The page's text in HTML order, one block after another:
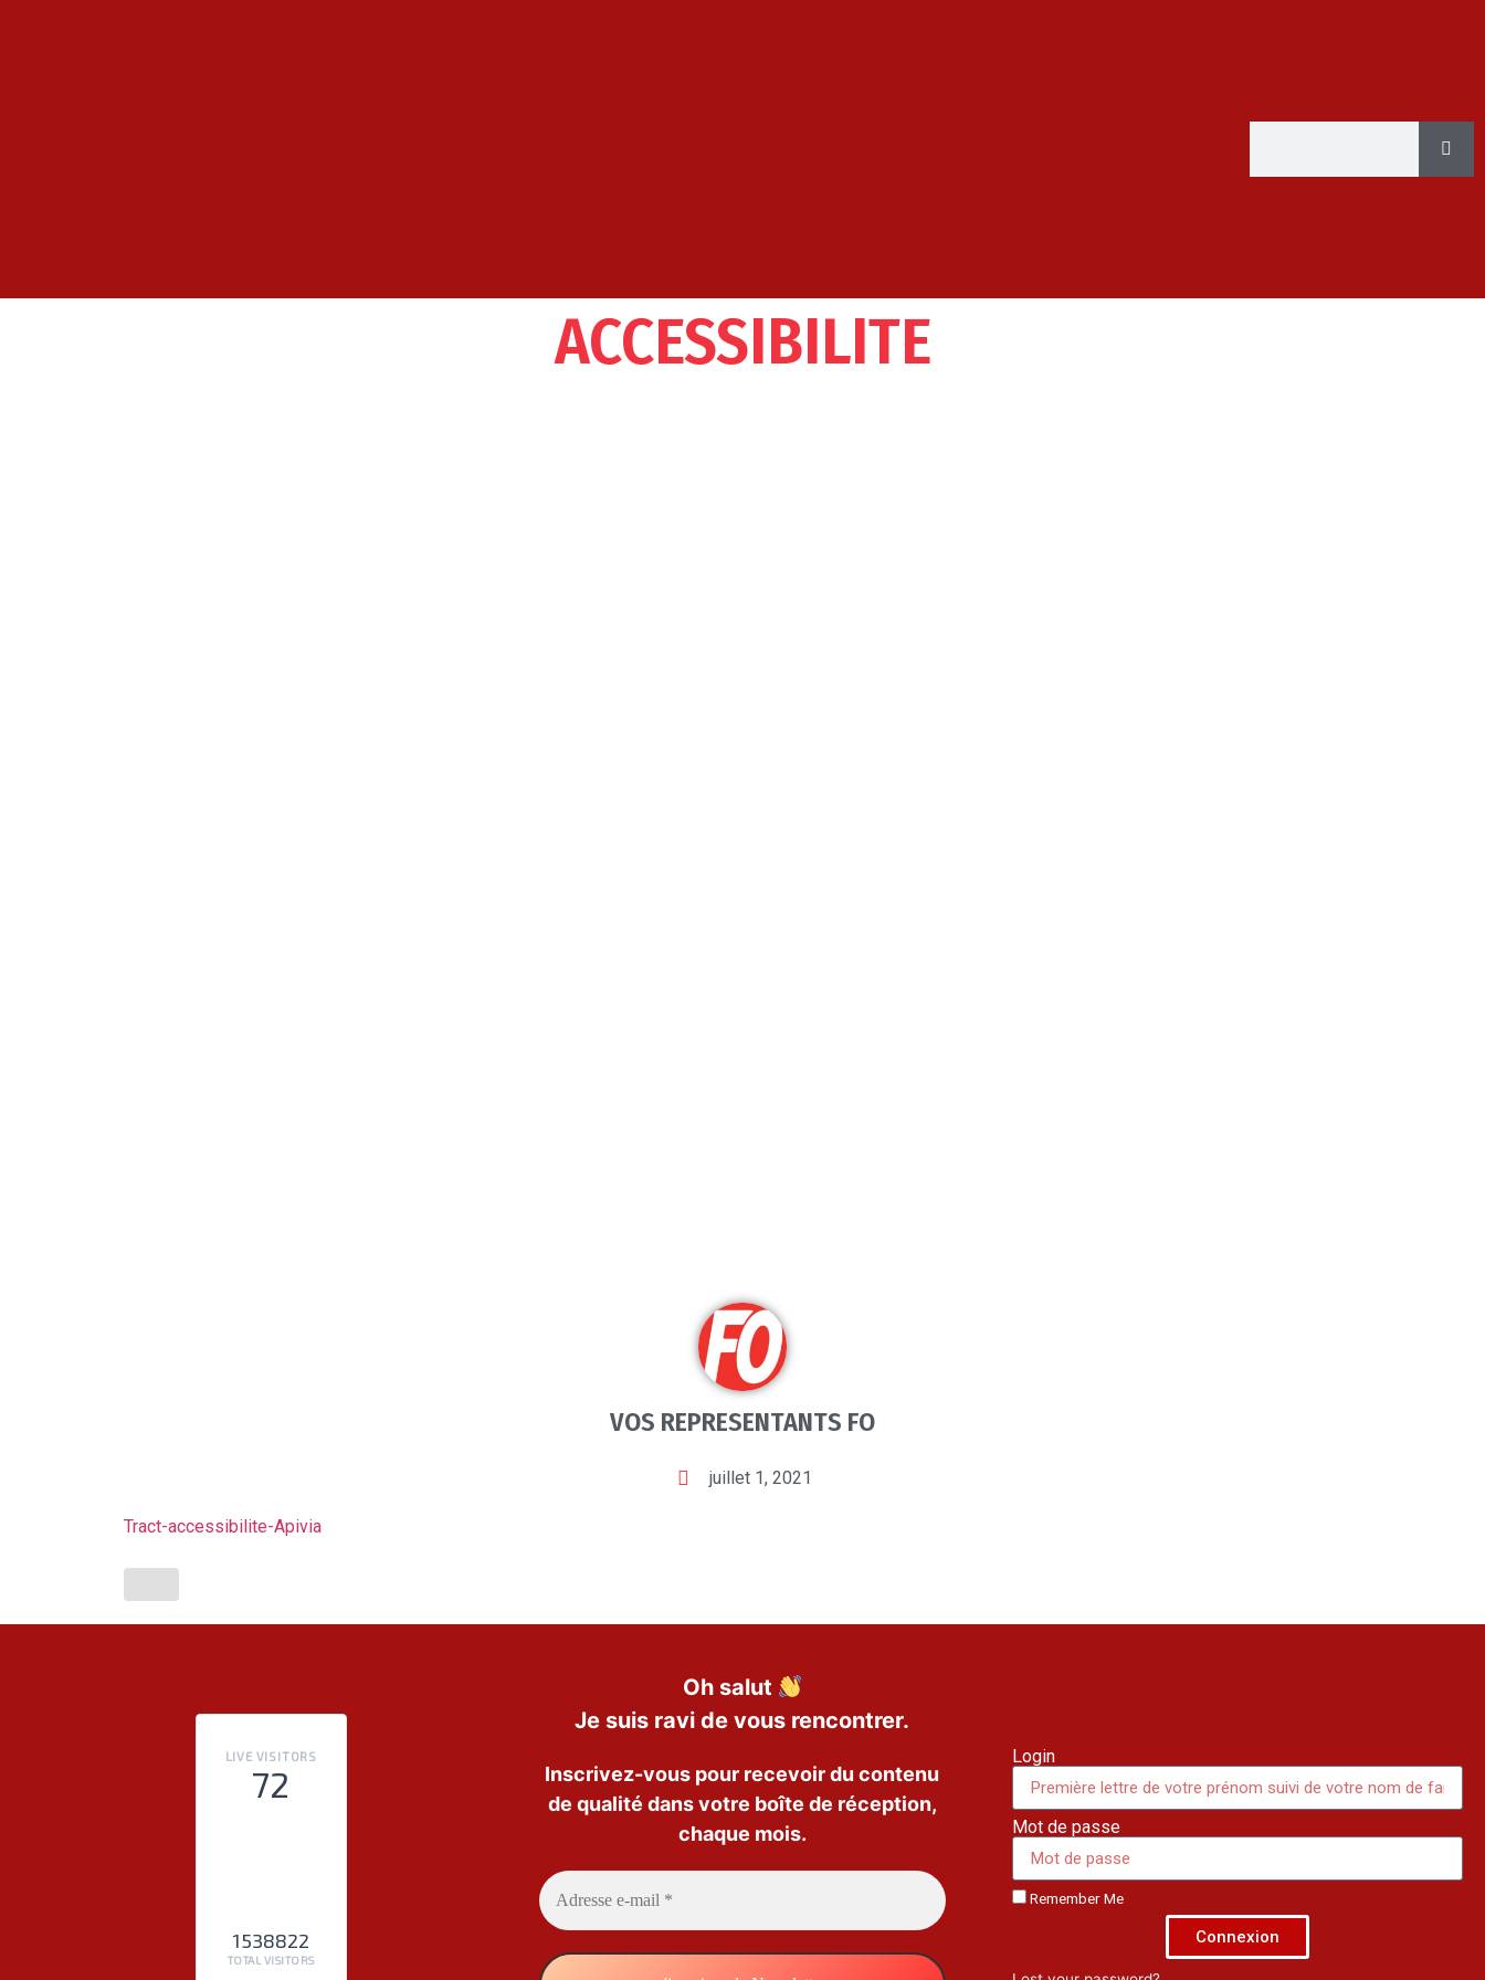
ACCESSIBILITE
VOS REPRESENTANTS FO
juillet 1, 2021
Tract-accessibilite-Apivia
LIVE VISITORS
72
1538822
TOTAL VISITORS
Oh salut
Je suis ravi de vous rencontrer.
Inscrivez-vous pour recevoir du contenu
de qualité dans votre boîte de réception,
chaque mois.
Login
Mot de passe
Remember Me
Connexion